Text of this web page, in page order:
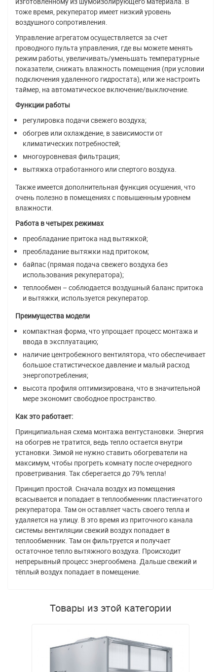
тоже время, рекуператор имеет низкий уровень
воздушного сопротивления.
Управление агрегатом осуществляется за счет
проводного пульта управления, где вы можете менять
режим работы, увеличивать/уменьшать температурные
показатели, снижать влажность помещения (при условии
подключения удаленного гидростата), или же настроить
таймер, на автоматическое включение/выключение.
Функции работы
регулировка подачи свежего воздуха;
обогрев или охлаждение, в зависимости от
климатических потребностей;
многоуровневая фильтрация;
вытяжка отработанного или спертого воздуха.
Также имеется дополнительная функция осушения, что
очень полезно в помещениях с повышенным уровнем
влажности.
Работа в четырех режимах
преобладание притока над вытяжкой;
преобладание вытяжки над притоком;
байпас (прямая подача свежего воздуха без
использования рекуператора);
теплообмен – соблюдается воздушный баланс притока
и вытяжки, используется рекуператор.
Преимущества модели
компактная форма, что упрощает процесс монтажа и
ввода в эксплуатацию;
наличие центробежного вентилятора, что обеспечивает
большое статистическое давление и малый расход
энергопотребления;
высота профиля оптимизирована, что в значительной
мере экономит свободное пространство.
Как это работает:
Принципиальная схема монтажа вентустановки. Энергия
на обогрев не тратится, ведь тепло остается внутри
установки. Зимой не нужно ставить обогреватели на
максимум, чтобы прогреть комнату после очередного
проветривания. Так сберегается до 79% тепла!
Принцип простой. Сначала воздух из помещения
всасывается и попадает в теплообменник пластинчатого
рекуператора. Там он оставляет часть своего тепла и
удаляется на улицу. В это время из приточного канала
системы вентиляции свежий воздух попадает в
теплообменник. Там он фильтруется и получает
остаточное тепло вытяжного воздуха. Происходит
непрерывный процесс энергообмена. Дальше свежий и
тёплый воздух попадает в помещение.
Товары из этой категории